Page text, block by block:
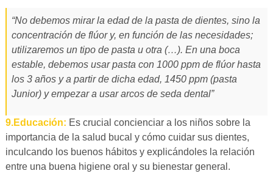
“No debemos mirar la edad de la pasta de dientes, sino la
concentración de flúor y, en función de las necesidades;
utilizaremos un tipo de pasta u otra (…). En una boca
estable, debemos usar pasta con 1000 ppm de flúor hasta
los 3 años y a partir de dicha edad, 1450 ppm (pasta
Junior) y empezar a usar arcos de seda dental”
9.Educación: Es crucial concienciar a los niños sobre la
importancia de la salud bucal y cómo cuidar sus dientes,
inculcando los buenos hábitos y explicándoles la relación
entre una buena higiene oral y su bienestar general.